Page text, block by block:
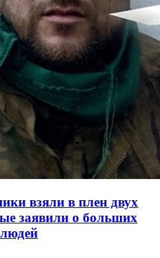
взяли в плен двух
заявили о больших